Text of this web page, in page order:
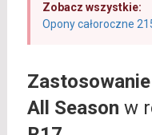
Zobacz wszystkie:
Opony całoroczne
Zastosowanie
All Season w